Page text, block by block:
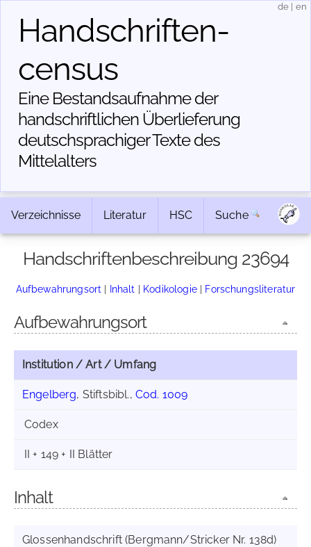
Handschriften­
census
Eine Bestandsaufnahme der
handschriftlichen Über­lieferung
deutschsprachiger Texte des
Mittelalters
de en
Verzeichnisse Literatur HSC Suche
Handschriftenbeschreibung 23694
Aufbewahrungsort | Inhalt | Kodikologie| Forschungsliteratur
Aufbewahrungsort
Institution / Art / Umfang
Engelberg, Stiftsbibl., Cod. 1009
Codex
II + 149 + II Blätter
Inhalt
Glossenhandschrift (Bergmann/Stricker Nr. 138d)